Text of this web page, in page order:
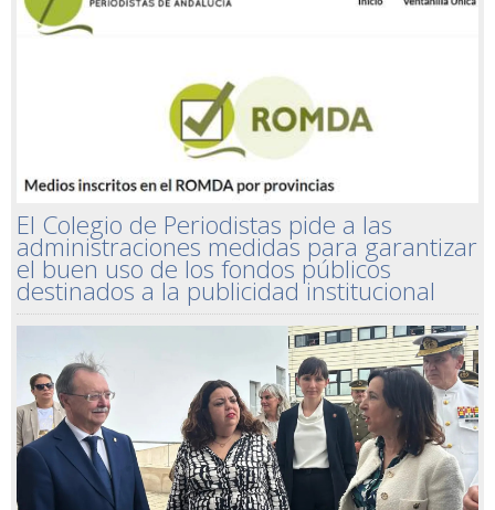
El Colegio de Periodistas pide a las
administraciones medidas para garantizar
el buen uso de los fondos públicos
destinados a la publicidad institucional